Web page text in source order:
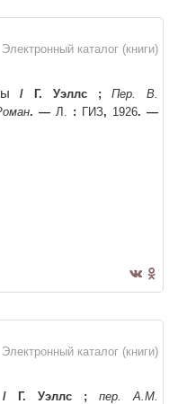
Электронный каталог (книги)
/ Г. Уэллс ;
Пер. В.
. — Л. : ГИЗ, 1926. —
Электронный каталог (книги)
/ Г. Уэллс ;
пер. А.М.